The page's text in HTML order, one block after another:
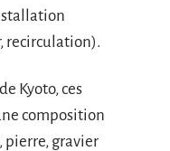
recirculation).
Kyoto, ces
composition
pierre, gravier